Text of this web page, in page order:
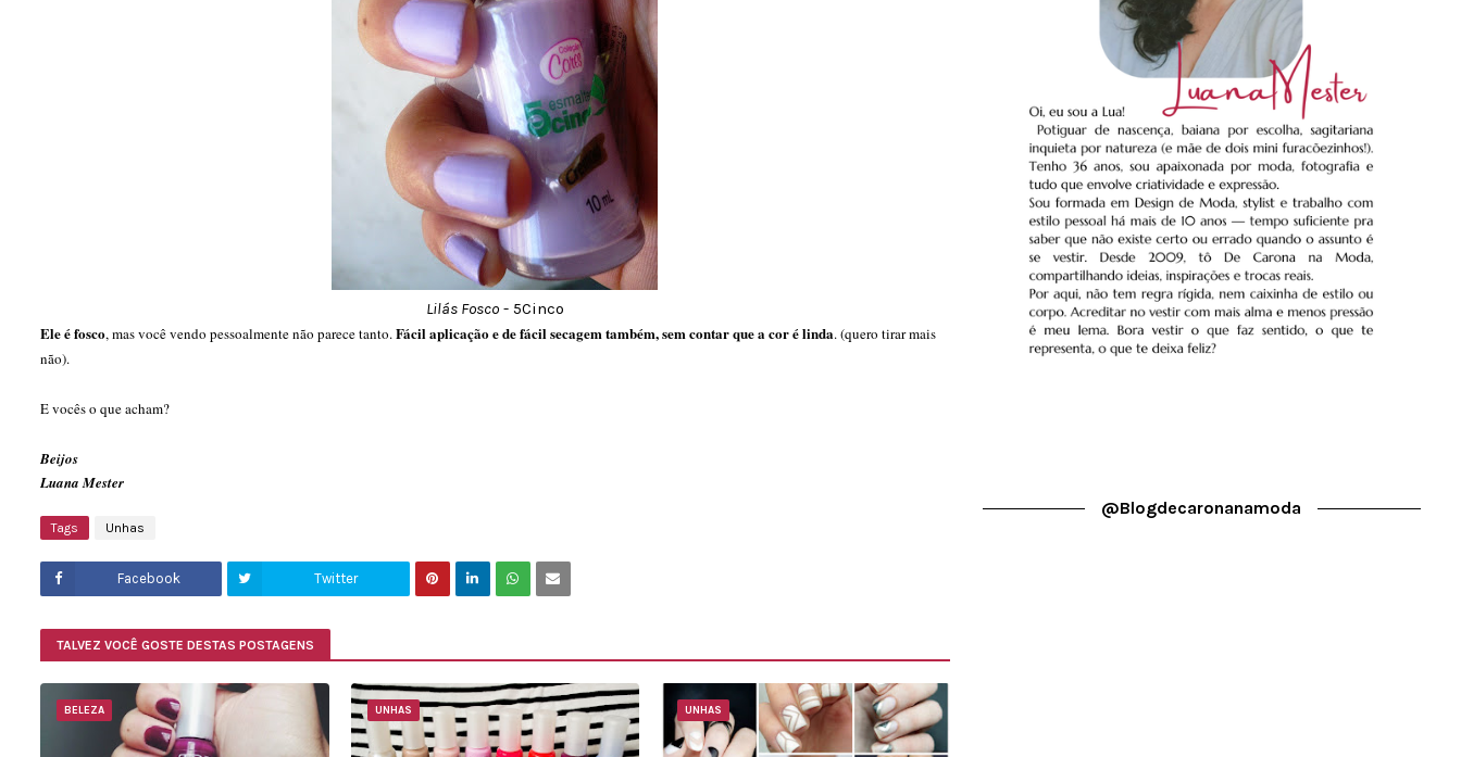
Lilás Fosco- 5Cinco
Ele é fosco, mas você vendo pessoalmente não parece tanto.Fácil aplicação e de fácil secagem também, sem contar que a cor é linda. (quero tirar mais
não).
E vocês o que acham?
Beijos
Luana Mester
Tags Unhas
Facebook Twitter
TALVEZ VOCÊ GOSTE DESTAS POSTAGENS
BELEZA UNHAS UNHAS
@blogdecaronanamoda